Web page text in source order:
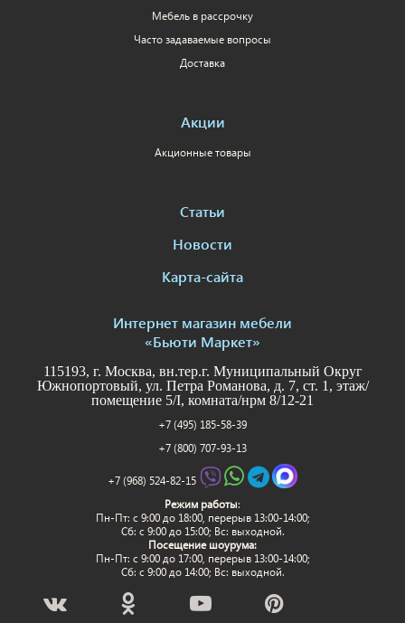
Мебель в рассрочку
Часто задаваемые вопросы
Доставка
Акции
Акционные товары
Статьи
Новости
Карта-сайта
Интернет магазин мебели
«Бьюти Маркет»
115193, г. Москва, вн.тер.г. Муниципальный Округ
Южнопортовый, ул. Петра Романова, д. 7, ст. 1, этаж/
помещение 5/I, комната/нрм 8/12-21
+7 (495) 185-58-39
+7 (800) 707-93-13
+7 (968) 524-82-15
Режим работы:
Пн-Пт: c 9:00 до 18:00, перерыв 13:00-14:00;
Сб: с 9:00 до 15:00; Вс: выходной.
Посещение шоурума:
Пн-Пт: c 9:00 до 17:00, перерыв 13:00-14:00;
Сб: с 9:00 до 14:00; Вс: выходной.